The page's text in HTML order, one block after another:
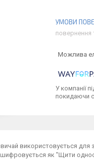
повернення
У компанії
покидаючи
використовується для
як "Щити